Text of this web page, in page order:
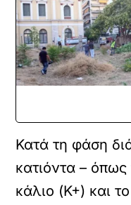
Κατά τη φάση
κατιόντα –
κάλιο (K+) και